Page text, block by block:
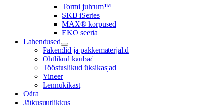
Tormi juhtum™
SKB iSeries
MAX® korpused
EKO seeria
Lahendused
Pakendid ja pakkematerjalid
Ohtlikud kaubad
Tööstuslikud üksikasjad
Vineer
Lennukikast
Odra
Jätkusuutlikkus